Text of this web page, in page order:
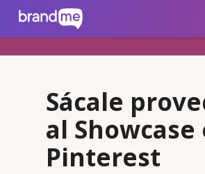
brandme.la
Sácale
al Showcase
Pinterest